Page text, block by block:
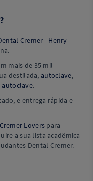
Cremer - Henry
mais de 35 mil
destilada, autoclave,
autoclave.
e entrega rápida e
Lovers para
a sua lista acadêmica
Dental Cremer.